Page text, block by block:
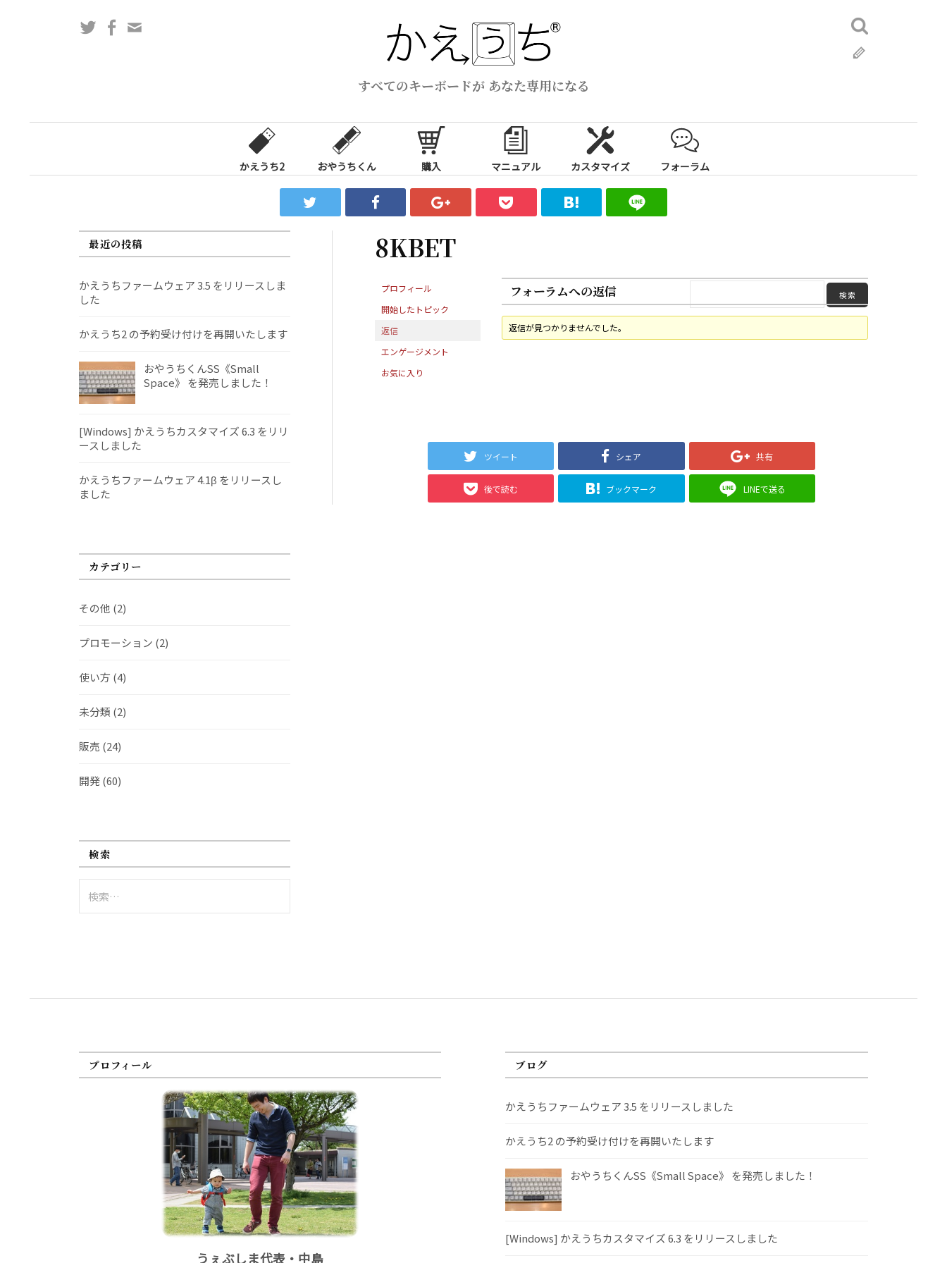
ス
すべてのキーボードが あなた専用になる
TwitterFacebook
検
索:
かえうち2 おやうちくん 購入 マニュアル カスタマイズ フォーラム
8KBET
プロフィール
開始したトピック
返信
エンゲージメント
お気に入り
フォーラムへの返信
返信が見つかりませんでした。
ツイート シェア 共有
後で読む ブックマーク LINEで送る
最近の投稿
かえうちファームウェア 3.5 をリリースしま
した
かえうち2 の予約受け付けを再開いたします
おやうちくんSS《Small
Space》 を発売しました！
[Windows] かえうちカスタマイズ 6.3 をリリ
ースしました
かえうちファームウェア 4.1β をリリースし
ました
カテゴリー
その他 (2)
プロモーション (2)
使い方 (4)
未分類 (2)
販売 (24)
開発(60)
検索
索:
プロフィール
うぇぶしま代表・中島
ブログ
かえうちファームウェア 3.5 をリリースしました
かえうち2 の予約受け付けを再開いたします
おやうちくんSS《Small Space》 を発売しました！
[Windows] かえうちカスタマイズ 6.3 をリリースしました